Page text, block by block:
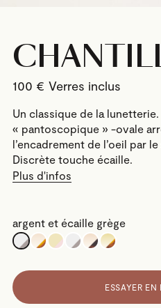
100 €
Un classique de la
« pantoscopique » -ovale
l’encadrement de l’oeil par
Discrète touche écaille.
Plus d'infos
argent et écaille grège
ESSAYER